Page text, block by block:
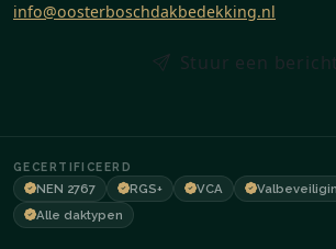
info@oosterboschdakbedekking.nl
Stuur een bericht
GECERTIFICEERD
NEN 2767 RGS+ VCA
Alle daktypen